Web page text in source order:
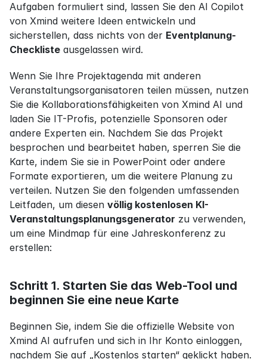
Aufgaben formuliert sind, lassen Sie den AI Copilot
von Xmind weitere Ideen entwickeln und
sicherstellen, dass nichts von der Eventplanung-
Checkliste ausgelassen wird.
Wenn Sie Ihre Projektagenda mit anderen
Veranstaltungsorganisatoren teilen müssen, nutzen
Sie die Kollaborationsfähigkeiten von Xmind AI und
laden Sie IT-Profis, potenzielle Sponsoren oder
andere Experten ein. Nachdem Sie das Projekt
besprochen und bearbeitet haben, sperren Sie die
Karte, indem Sie sie in PowerPoint oder andere
Formate exportieren, um die weitere Planung zu
verteilen. Nutzen Sie den folgenden umfassenden
Leitfaden, um diesen völlig kostenlosen KI-
Veranstaltungsplanungsgenerator zu verwenden,
um eine Mindmap für eine Jahreskonferenz zu
erstellen:
Schritt 1. Starten Sie das Web-Tool und
beginnen Sie eine neue Karte
Beginnen Sie, indem Sie die offizielle Website von
Xmind AI aufrufen und sich in Ihr Konto einloggen,
nachdem Sie auf „Kostenlos starten“ geklickt haben.